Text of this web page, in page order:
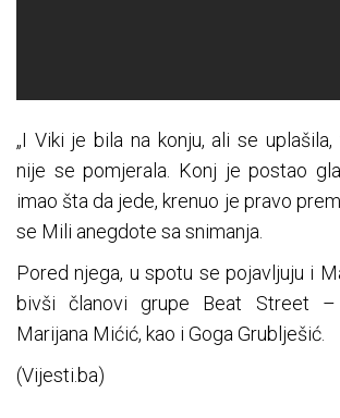
„I Viki je bila na konju, ali se
nije se pomjerala. Konj je postao
imao šta da jede, krenuo je pravo
se Mili anegdote sa snimanja.
Pored njega, u spotu se pojavljuju i
bivši članovi grupe Beat Street
Marijana Mićić, kao i Goga Grublješić.
(Vijesti.ba)